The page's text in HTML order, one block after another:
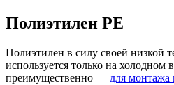
Полиэтилен PE
Полиэтилен в силу своей низкой
используется только на холодном
преимущественно — для